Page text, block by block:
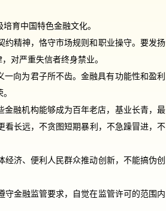
育中国特色金融文化。
约精神，恪守市场规则和职业操守。要发扬
对严重失信者终身禁业。
向为君子所不齿。金融具有功能性和盈利
金融机构能够成为百年老店，基业长青，最
看长远，不贪图短期暴利，不急躁冒进，不
济、便利人民群众推动创新，不能搞伪创
金融监管要求，自觉在监管许可的范围内